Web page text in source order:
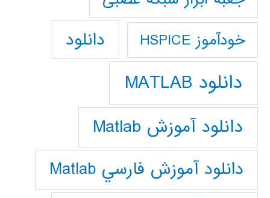
خودآموز HSPICE دانلود
دانلود MATLAB
دانلود آموزش Matlab
دانلود آموزش فارسي Matlab